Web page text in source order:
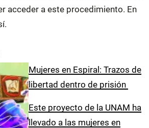
acceder a este procedimiento. En
Mujeres en Espiral: Trazos de
libertad dentro de prisión
Este proyecto de la UNAM ha
llevado a las mujeres en